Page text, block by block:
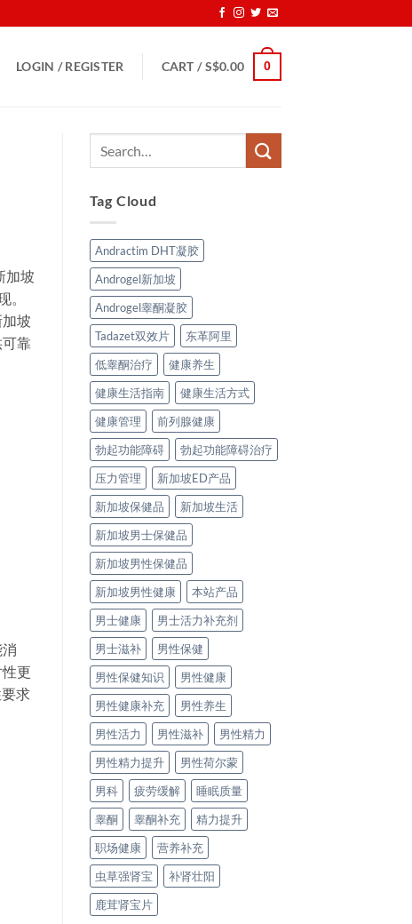
LOGIN / REGISTER CART /S$0.00 0
加坡
。
坡
靠
更
求
Tag Cloud
Andractim DHT凝胶
Androgel新加坡
Androgel睾酮凝胶
Tadazet双效片
东革阿里
低睾酮治疗
健康养生
健康生活指南
健康生活方式
健康管理
前列腺健康
勃起功能障碍
勃起功能障碍治疗
压力管理
新加坡ED产品
新加坡保健品
新加坡生活
新加坡男士保健品
新加坡男性保健品
新加坡男性健康
本站产品
男士健康
男士活力补充剂
男士滋补
男性保健
男性保健知识
男性健康
男性健康补充
男性养生
男性活力
男性滋补
男性精力
男性精力提升
男性荷尔蒙
男科
疲劳缓解
睡眠质量
睾酮
睾酮补充
精力提升
职场健康
营养补充
虫草强肾宝
补肾壮阳
鹿茸肾宝片